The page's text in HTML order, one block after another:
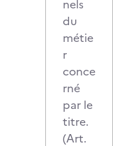
nels
du
métie
r
conce
rné
par le
titre.
(Art.